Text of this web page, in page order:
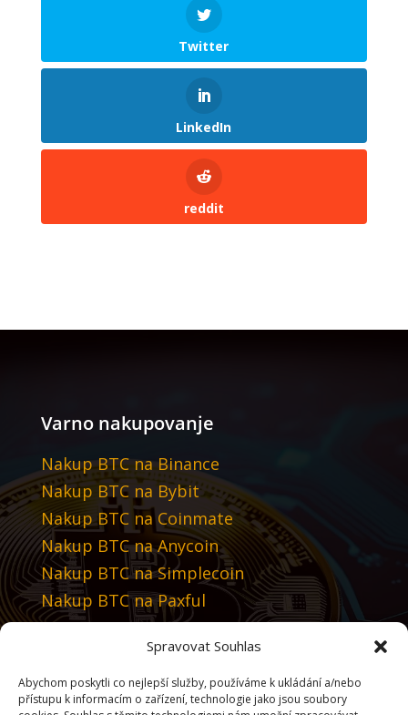
Spravovat Souhlas
Abychom poskytli co nejlepší služby, používáme k ukládání a/nebo
přístupu k informacím o zařízení, technologie jako jsou soubory
Twitter
LinkedIn
reddit
Varno nakupovanje
Nakup BTC na Binance
Nakup BTC na Bybit
Nakup BTC na Coinmate
Nakup BTC na Anycoin
Nakup BTC na Simplecoin
Nakup BTC na Paxful
Priporočamo
Tradingview